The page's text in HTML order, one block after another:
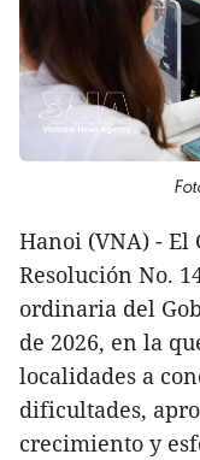
Hanoi (VNA) -
Resolución No.
ordinaria del
de 2026, en la
localidades a
dificultades,
crecimiento y